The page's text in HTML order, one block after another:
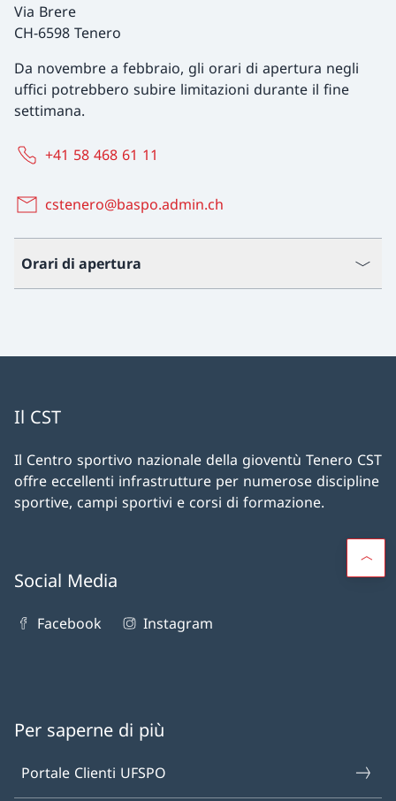
Via Brere
CH-6598 Tenero
Da novembre a febbraio, gli orari di apertura negli
uffici potrebbero subire limitazioni durante il fine
settimana.
+41 58 468 61 11
cstenero@baspo.admin.ch
Orari di apertura
Il CST
Il Centro sportivo nazionale della gioventù Tenero CST
offre eccellenti infrastrutture per numerose discipline
sportive, campi sportivi e corsi di formazione.
Social Media
Facebook Instagram
Per saperne di più
Portale Clienti UFSPO